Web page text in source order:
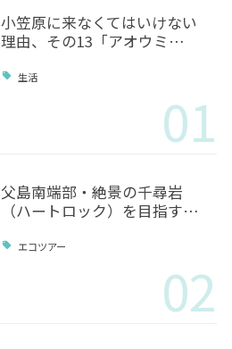
小笠原に来なくてはいけない
理由、その13「アオウミ…
生活
01
父島南端部・絶景の千尋岩
（ハートロック）を目指す…
エコツアー
02